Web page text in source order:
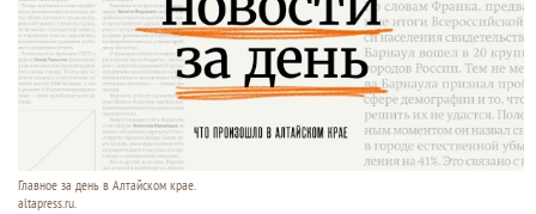
Главное за день в Алтайском крае.
altapress.ru.